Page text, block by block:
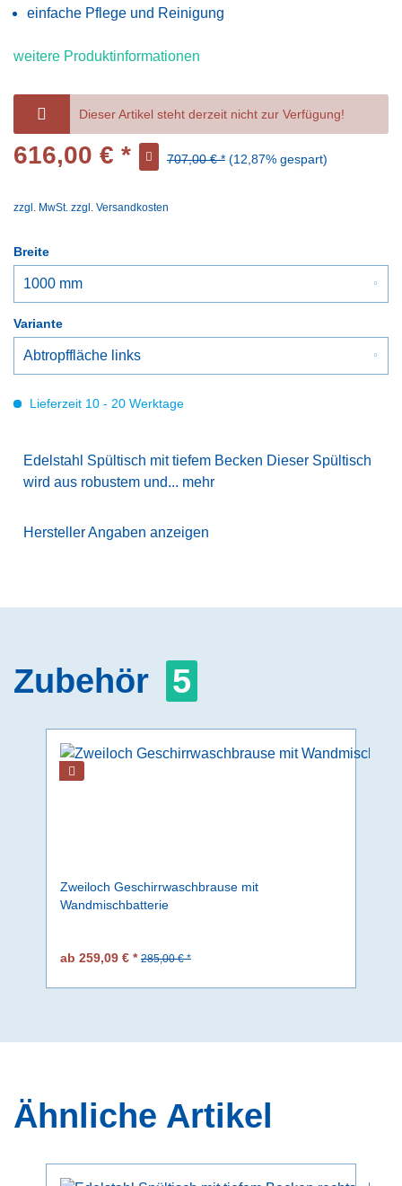
einfache Pflege und Reinigung
weitere Produktinformationen
Dieser Artikel steht derzeit nicht zur Verfügung!
616,00 € * 707,00 € * (12,87% gespart)
zzgl. MwSt. zzgl. Versandkosten
Breite
Variante
Lieferzeit 10 - 20 Werktage
Edelstahl Spültisch mit tiefem Becken Dieser Spültisch
wird aus robustem und... mehr
Hersteller Angaben anzeigen
Zubehör 5
Zweiloch Geschirrwaschbrause mit
Wandmischbatterie
ab 259,09 € * 285,00 € *
Ähnliche Artikel